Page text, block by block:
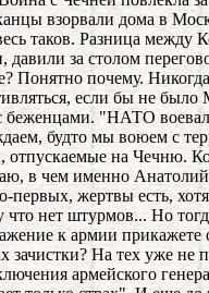
взорвали дома в
таков. Разница между
давили за столом
Понятно почему.
если бы не
беженцами. "НАТО
будто мы воюем с
отпускаемые на Чечню.
в чем именно
первых, жертвы есть,
что нет штурмов... Но
к армии прикажете
зачистки? На тех уже не
армейского